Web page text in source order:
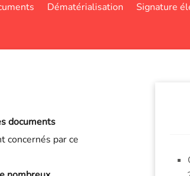
Dématérialisation Signature
documents
par ce